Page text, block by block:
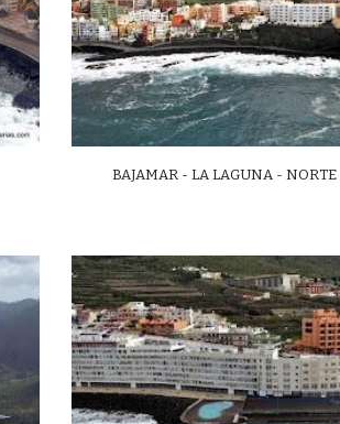
BAJAMAR - LA LAGUNA - NORTE